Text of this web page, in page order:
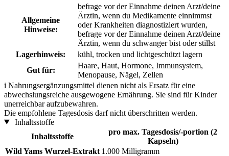
Allgemeine
Hinweise:
befrage vor der Einnahme deinen Arzt/deine
Ärztin, wenn du Medikamente einnimmst
oder Krankheiten diagnostiziert wurden,
befrage vor der Einnahme deinen Arzt/deine
Ärztin, wenn du schwanger bist oder stillst
Lagerhinweis:
kühl, trocken und lichtgeschützt lagern
Gut für:
Haare, Haut, Hormone, Immunsystem,
Menopause, Nägel, Zellen
i Nahrungsergänzungsmittel dienen nicht als Ersatz für eine
abwechslungsreiche ausgewogene Ernährung. Sie sind für Kinder
unerreichbar aufzubewahren.
Die empfohlene Tagesdosis darf nicht überschritten werden.
Inhaltsstoffe
Inhaltsstoffe
pro max. Tagesdosis/-portion (2
Kapseln)
Wild Yams Wurzel-Extrakt 1.000 Milligramm